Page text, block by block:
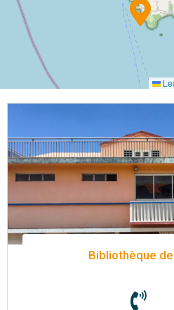
Bibliothèque